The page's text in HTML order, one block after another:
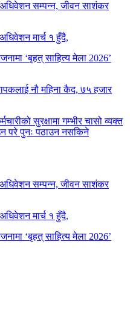
अधिवेशन सम्पन्न, जीवन साशंकर
मार्च १ हुँदै,
‘बृहत् साहित्य मेला 2026’
नौ महिना कैद, ७५ हजार
सुरक्षामा गम्भीर चासो व्यक्त
परे पुनः पठाउन नसकिने
अधिवेशन सम्पन्न, जीवन साशंकर
मार्च १ हुँदै,
‘बृहत् साहित्य मेला 2026’